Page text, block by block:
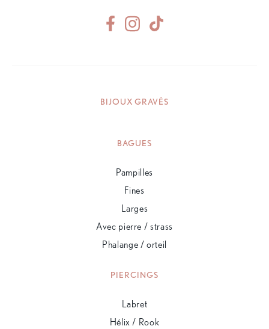
BIJOUX GRAVÉS
BAGUES
Pampilles
Fines
Larges
Avec pierre / strass
Phalange / orteil
PIERCINGS
Labret
Hélix / Rook